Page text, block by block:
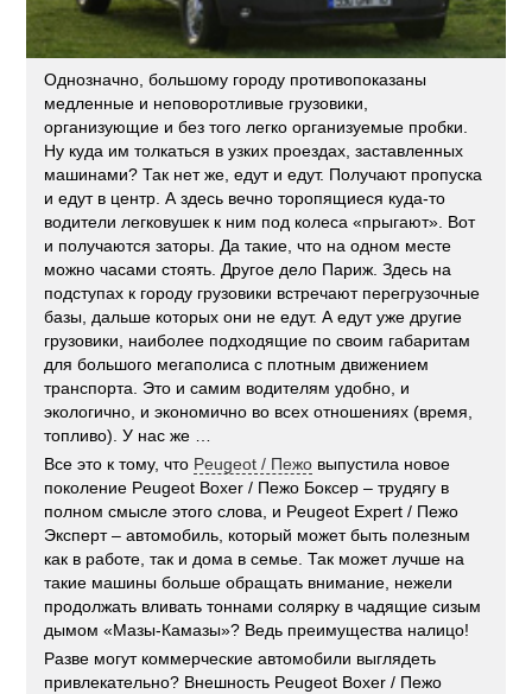
Однозначно, большому городу противопоказаны
медленные и неповоротливые грузовики,
организующие и без того легко организуемые пробки.
Ну куда им толкаться в узких проездах, заставленных
машинами? Так нет же, едут и едут. Получают пропуска
и едут в центр. А здесь вечно торопящиеся куда-то
водители легковушек к ним под колеса «прыгают». Вот
и получаются заторы. Да такие, что на одном месте
можно часами стоять. Другое дело Париж. Здесь на
подступах к городу грузовики встречают перегрузочные
базы, дальше которых они не едут. А едут уже другие
грузовики, наиболее подходящие по своим габаритам
для большого мегаполиса с плотным движением
транспорта. Это и самим водителям удобно, и
экологично, и экономично во всех отношениях (время,
топливо). У нас же …
Все это к тому, что Peugeot / Пежо выпустила новое
поколение Peugeot Boxer / Пежо Боксер – трудягу в
полном смысле этого слова, и Peugeot Expert / Пежо
Эксперт – автомобиль, который может быть полезным
как в работе, так и дома в семье. Так может лучше на
такие машины больше обращать внимание, нежели
продолжать вливать тоннами солярку в чадящие сизым
дымом «Мазы-Камазы»? Ведь преимущества налицо!
Разве могут коммерческие автомобили выглядеть
привлекательно? Внешность Peugeot Boxer / Пежо